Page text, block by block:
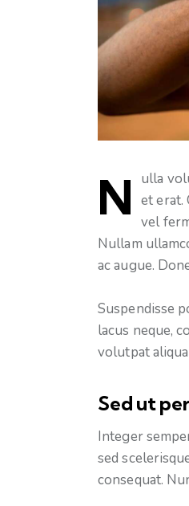
Nulla volutpat, risus at cursus pretium, erat tellus gravida lectus, at hendrerit libero mi et erat.
vel
Nullam
ac augue.
Suspendisse
lacus neque,
volutpat
Sed ut
Integer
sed
consequat.